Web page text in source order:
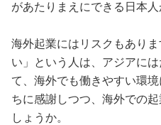
があたりまえにできる日本人
海外起業にはリスクもあり
い」という人は、アジアに
て、海外でも働きやすい環
ちに感謝しつつ、海外での
しょうか。